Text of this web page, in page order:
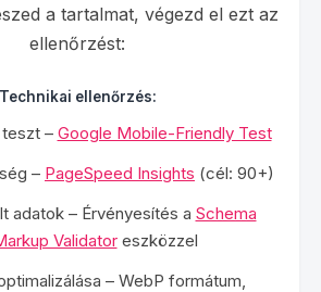
a tartalmat, végezd el ezt az
ellenőrzést:
Technikai ellenőrzés:
– Google Mobile-Friendly Test
– PageSpeed Insights (cél: 90+)
adatok – Érvényesítés a Schema
Validatoreszközzel
– WebP formátum,